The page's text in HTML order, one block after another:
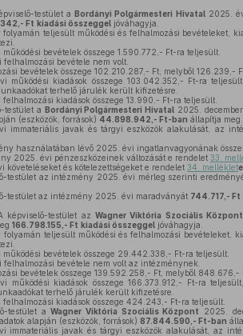
testület aBordányi Polgármesteri Hivatal2025.
Ft kiadási összeggeljóváhagyja.
teljesült működési és felhalmozási bevételeket,
bevételek összege 1.590.772,- Ft-ra teljesült.
bevétele nem volt.
bevételek összege 102.210.287,- Ft, melyből 126.239,-
működési kiadások összege 103.042.352,- Ft-ra
terhelő járulék került kifizetésre.
kiadások összege 13.990,- Ft-ra teljesült.
testület a Bordányi Polgármesteri Hivatal 2025.
(eszközök, források) 44.898.942,- Ft-ban állapítja meg.
immateriális javak és tárgyi eszközök alakulását, az
használatában lévő 2025. évi ingatlanvagyonának
2025. évi pénzeszközeinek változását e rendelet 33.
követeléseket és kötelezettségeket e rendelet 34. melléklete
testület az intézmény 2025. évi mérleg szerinti
testület az intézmény 2025. évi maradványát 744.717,- Ft
képviselő-testület azWagner Viktória Szociális Központ
166.798.155,- Ft kiadási összeggeljóváhagyja.
teljesült működési és felhalmozási bevételeket,
bevételek összege 29.442.338,- Ft-ra teljesült.
felhalmozási bevétele nem volt az intézménynek.
bevételek összege 139.592.258,- Ft, melyből 848.676,-
működési kiadások összege 166.373.912,- Ft-ra
terhelő járulék került kifizetésre.
kiadások összege 424.243,- Ft-ra teljesült.
testület aWagner Viktória Szociális Központ 2025.
alapján (eszközök, források) 87.844.590,- Ft-ban
immateriális javak és tárgyi eszközök alakulását, az